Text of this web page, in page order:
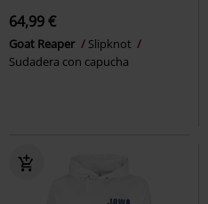
64,99 €
Goat Reaper
Slipknot
Sudadera con capucha